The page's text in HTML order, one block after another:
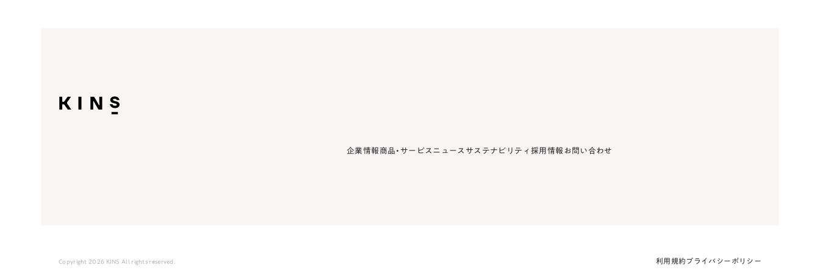
企業情報商品・サービスニュース サステナビリティ採用情報お問い合わせ
Copyright 2026 KINS All rights reserved. 利用規約プライバシーポリシー